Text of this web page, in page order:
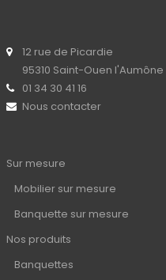
12 rue de Picardie
95310 Saint-Ouen l'Aumône
01 34 30 41 16
Nous contacter
Sur mesure
Mobilier sur mesure
Banquette sur mesure
Nos produits
Banquettes